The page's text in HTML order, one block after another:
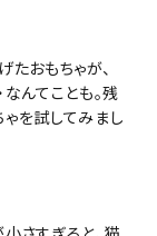
たおもちゃが、
んてことも。残
を試してみまし